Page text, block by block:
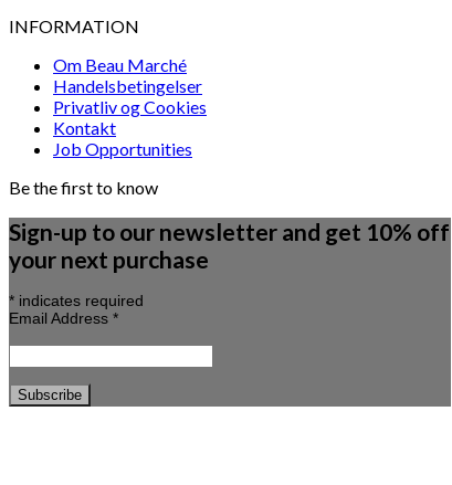
INFORMATION
Om Beau Marché
Handelsbetingelser
Privatliv og Cookies
Kontakt
Job Opportunities
Be the first to know
Sign-up to our newsletter and get 10% off
your next purchase
* indicates required
Email Address *